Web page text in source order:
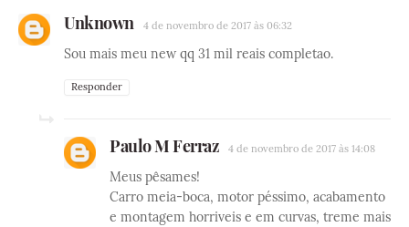
Unknown 4 de novembro de 2017 às 06:32
Sou mais meu new qq 31 mil reais completao.
Responder
Paulo M Ferraz 4 de novembro de 2017 às 14:08
Meus pêsames!
Carro meia-boca, motor péssimo, acabamento
e montagem horriveis e em curvas, treme mais